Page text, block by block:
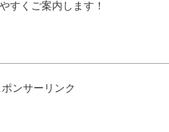
すくご案内します！
ポンサーリンク